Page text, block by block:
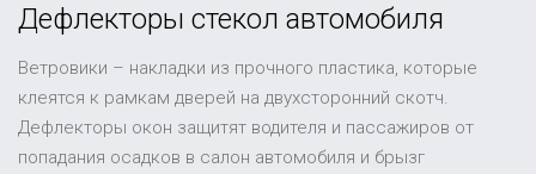
Дефлекторы стекол автомобиля
Ветровики – накладки из прочного пластика, которые
клеятся к рамкам дверей на двухсторонний скотч.
Дефлекторы окон защитят водителя и пассажиров от
попадания осадков в салон автомобиля и брызг